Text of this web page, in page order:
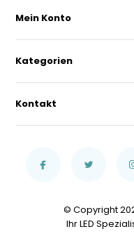
Mein Konto
Kategorien
Kontakt
© Copyright
Ihr LED